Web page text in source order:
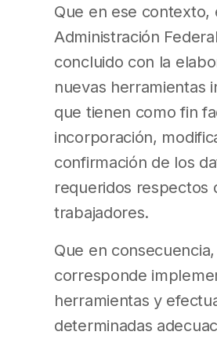
Que en ese contexto,
Administración
concluido con la
nuevas herramientas
que tienen como fin
incorporación,
confirmación de los
requeridos respectos
trabajadores.
Que en consecuencia,
corresponde
herramientas y
determinadas